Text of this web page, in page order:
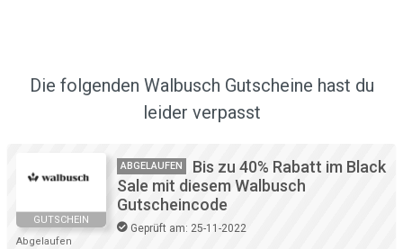
Die folgenden Walbusch Gutscheine hast du
leider verpasst
GUTSCHEIN
Abgelaufen
ABGELAUFEN
Bis zu 40% Rabatt im Black
Sale mit diesem Walbusch
Gutscheincode
Geprüft am: 25-11-2022